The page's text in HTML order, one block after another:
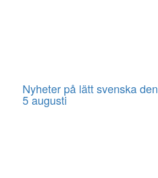
Nyheter på lätt svenska den
5 augusti